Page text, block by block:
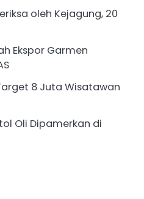
oleh Kejagung, 20
Ekspor Garmen
8 Juta Wisatawan
Oli Dipamerkan di